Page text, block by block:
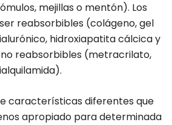
mejillas o mentón). Los
reabsorbibles (colágeno, gel
hidroxiapatita cálcica y
reabsorbibles (metracrilato,
características diferentes que
apropiado para determinada